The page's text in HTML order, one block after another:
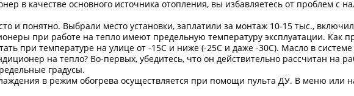
в качестве основного источника отопления, вы избавляетесь от проблем с
и понятно. Выбрали место установки, заплатили за монтаж 10-15 тыс.,
при работе на тепло имеют предельную температуру эксплуатации. Как
при температуре на улице от -15С и ниже (-25С и даже -30С). Масло в
на тепло? Во-первых, убедитесь, что он действительно рассчитан на
градусы.
в режим обогрева осуществляется при помощи пульта ДУ. В меню или